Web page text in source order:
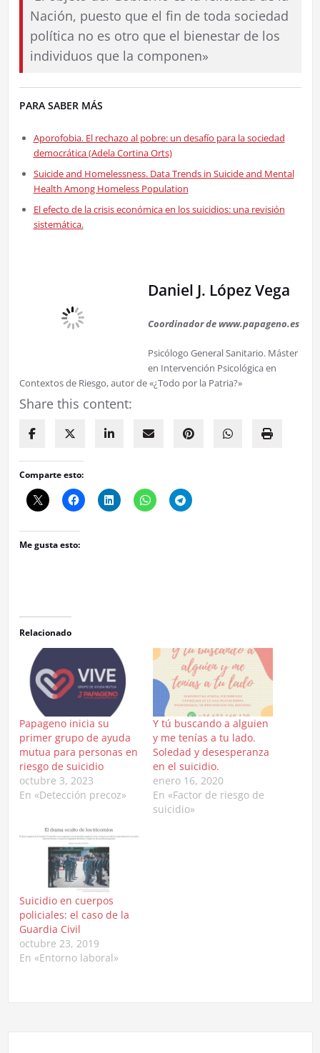
Nación, puesto que el fin de toda sociedad
política no es otro que el bienestar de los
individuos que la componen»
PARA SABER MÁS
Aporofobia. El rechazo al pobre: un desafío para la sociedad
democrática (Adela Cortina Orts)
Suicide and Homelessness. Data Trends in Suicide and Mental
Health Among Homeless Population
El efecto de la crisis económica en los suicidios: una revisión
sistemática.
Daniel J. López Vega
Coordinador de www.papageno.es
Psicólogo General Sanitario. Máster
en Intervención Psicológica en
Contextos de Riesgo, autor de «¿Todo por la Patria?»
Share this content:
Comparte esto:
Me gusta esto:
Relacionado
Papageno inicia su
primer grupo de ayuda
mutua para personas en
riesgo de suicidio
octubre 3, 2023
En «Detección precoz»
Y tú buscando a alguien
y me tenías a tu lado.
Soledad y desesperanza
en el suicidio.
enero 16, 2020
En «Factor de riesgo de
suicidio»
Suicidio en cuerpos
policiales: el caso de la
Guardia Civil
octubre 23, 2019
En «Entorno laboral»